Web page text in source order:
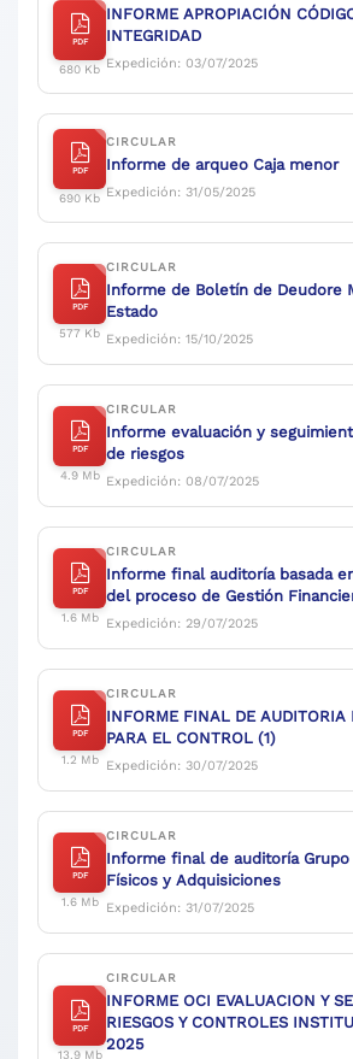
PDF
680 Kb
INFORME APROPIACIÓN
INTEGRIDAD
Expedición: 03/07/2025
PDF
690 Kb
CIRCULAR
Informe de arqueo Caja menor
Expedición: 31/05/2025
PDF
577 Kb
CIRCULAR
Informe de Boletín de Deudore
Estado
Expedición: 15/10/2025
PDF
4.9 Mb
CIRCULAR
Informe evaluación y
de riesgos
Expedición: 08/07/2025
PDF
1.6 Mb
CIRCULAR
Informe final auditoría basada
del proceso de Gestión
Expedición: 29/07/2025
PDF
1.2 Mb
CIRCULAR
INFORME FINAL DE AUDITORIA
PARA EL CONTROL (1)
Expedición: 30/07/2025
PDF
1.6 Mb
CIRCULAR
Informe final de auditoría Grupo
Físicos y Adquisiciones
Expedición: 31/07/2025
PDF
13.9 Mb
CIRCULAR
INFORME OCI EVALUACION Y
RIESGOS Y CONTROLES
2025